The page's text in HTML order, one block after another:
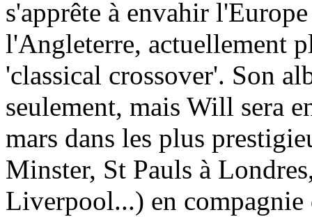
s'apprête à envahir
l'Angleterre, actuellement
'classical crossover'. Son
seulement, mais Will sera
mars dans les plus
Minster, St Pauls à
Liverpool...) en